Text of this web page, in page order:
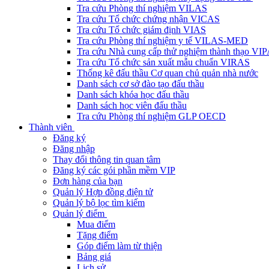
Tra cứu Phòng thí nghiệm VILAS
Tra cứu Tổ chức chứng nhận VICAS
Tra cứu Tổ chức giám định VIAS
Tra cứu Phòng thí nghiệm y tế VILAS-MED
Tra cứu Nhà cung cấp thử nghiệm thành thạo
Tra cứu Tổ chức sản xuất mẫu chuẩn VIRAS
Thống kê đấu thầu Cơ quan chủ quản nhà nước
Danh sách cơ sở đào tạo đấu thầu
Danh sách khóa học đấu thầu
Danh sách học viên đấu thầu
Tra cứu Phòng thí nghiệm GLP OECD
Thành viên
Đăng ký
Đăng nhập
Thay đổi thông tin quan tâm
Đăng ký các gói phần mềm VIP
Đơn hàng của bạn
Quản lý Hợp đồng điện tử
Quản lý bộ lọc tìm kiếm
Quản lý điểm
Mua điểm
Tặng điểm
Góp điểm làm từ thiện
Bảng giá